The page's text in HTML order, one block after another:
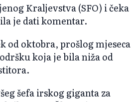
Kraljevstva (SFO) i čeka
je dati komentar.
oktobra, prošlog mjeseca
koja je bila niža od
šefa irskog giganta za